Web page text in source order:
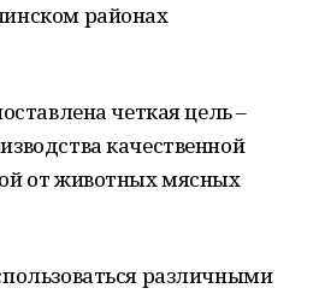
районах
четкая цель –
качественной
от животных мясных
различными